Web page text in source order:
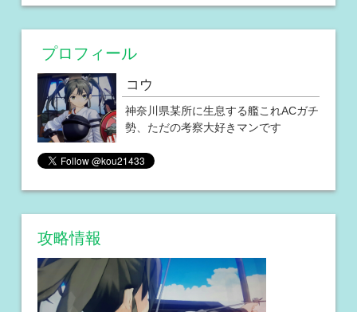
プロフィール
コウ
神奈川県某所に生息する艦これACガチ
勢、ただの考察大好きマンです
攻略情報